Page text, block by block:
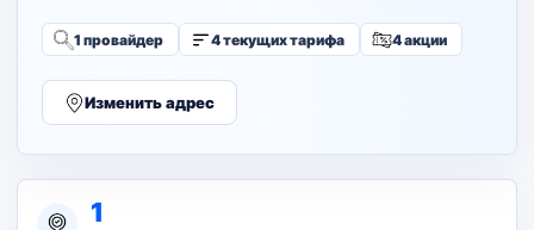
1 провайдер 4 текущих тарифа 4 акции
Изменить адрес
1